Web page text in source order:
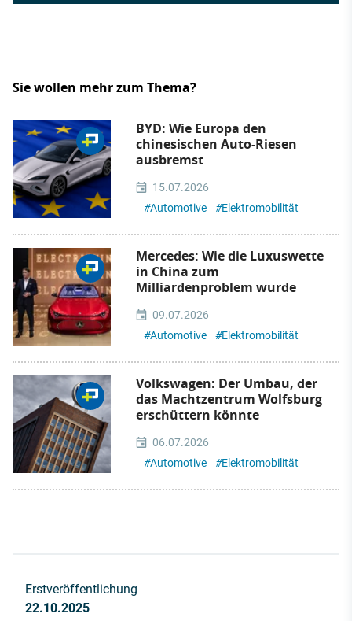
Sie wollen mehr zum Thema?
BYD: Wie Europa den
chinesischen Auto-Riesen
ausbremst
15.07.2026
#Automotive #Elektromobilität
Mercedes: Wie die Luxuswette
in China zum
Milliardenproblem wurde
09.07.2026
#Automotive #Elektromobilität
Volkswagen: Der Umbau, der
das Machtzentrum Wolfsburg
erschüttern könnte
06.07.2026
#Automotive #Elektromobilität
Erstveröffentlichung
22.10.2025